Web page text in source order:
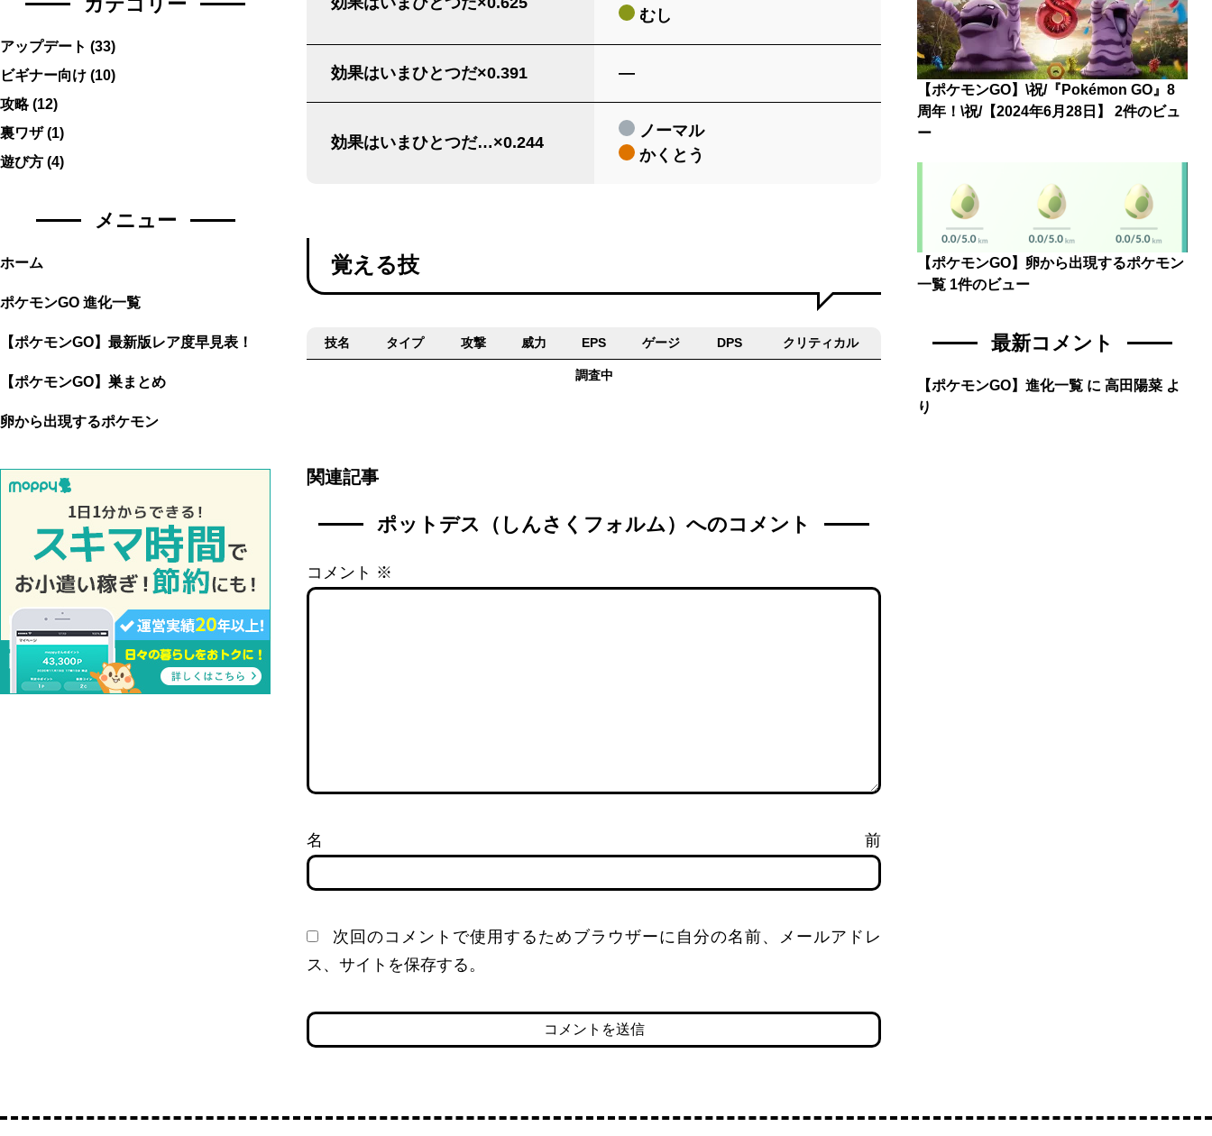
むし
効果はいまひとつだ×0.391 ―
効果はいまひとつだ…×0.244
ノーマル
かくとう
覚える技
技名 タイプ 攻撃 威力 EPS ゲージ DPS クリティカル
調査中
関連記事
ポットデス（しんさくフォルム）へのコメント
コメント ※
名前
次回のコメントで使用するためブラウザーに自分の名前、メールアドレ
ス、サイトを保存する。
アップデート (33)
ビギナー向け (10)
攻略(12)
裏ワザ(1)
遊び方 (4)
メニュー
ホーム
ポケモンGO 進化一覧
【ポケモンGO】最新版レア度早見表！
【ポケモンGO】巣まとめ
卵から出現するポケモン
【ポケモンGO】\祝/『Pokémon GO』8
周年！\祝/【2024年6月28日】
2件のビュ
ー
【ポケモンGO】卵から出現するポケモン
一覧 1件のビュー
最新コメント
【ポケモンGO】進化一覧 に高田陽菜 よ
り